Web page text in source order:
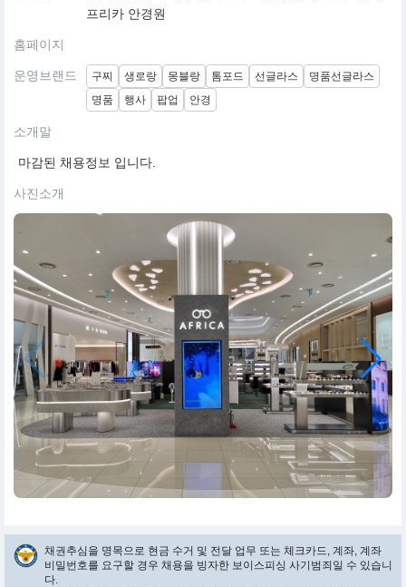
프리카 안경원
홈페이지
운영브랜드 구찌 생로랑 몽블랑 톰포드 선글라스
명품선글라스
명품
행사 팝업 안경
소개말
마감된 채용정보 입니다.
사진소개
채권추심을 명목으로 현금 수거 및 전달 업무 또는 체크카드, 계좌, 계좌
비밀번호를 요구할 경우 채용을 빙자한 보이스피싱 사기범죄일 수 있습니
다.